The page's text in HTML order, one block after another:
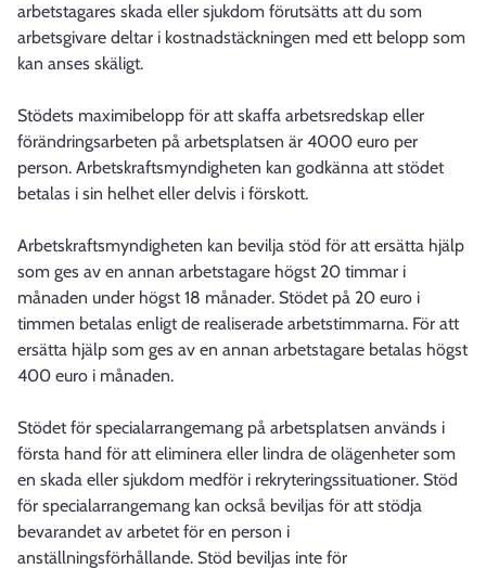
arbetstagares skada eller sjukdom förutsätts att du som
arbetsgivare deltar i kostnadstäckningen med ett belopp som
kan anses skäligt.
Stödets maximibelopp för att skaffa arbetsredskap eller
förändringsarbeten på arbetsplatsen är 4000 euro per
person. Arbetskraftsmyndigheten kan godkänna att stödet
betalas i sin helhet eller delvis i förskott.
Arbetskraftsmyndigheten kan bevilja stöd för att ersätta hjälp
som ges av en annan arbetstagare högst 20 timmar i
månaden under högst 18 månader. Stödet på 20 euro i
timmen betalas enligt de realiserade arbetstimmarna. För att
ersätta hjälp som ges av en annan arbetstagare betalas högst
400 euro i månaden.
Stödet för specialarrangemang på arbetsplatsen används i
första hand för att eliminera eller lindra de olägenheter som
en skada eller sjukdom medför i rekryteringssituationer. Stöd
för specialarrangemang kan också beviljas för att stödja
bevarandet av arbetet för en person i
anställningsförhållande. Stöd beviljas inte för